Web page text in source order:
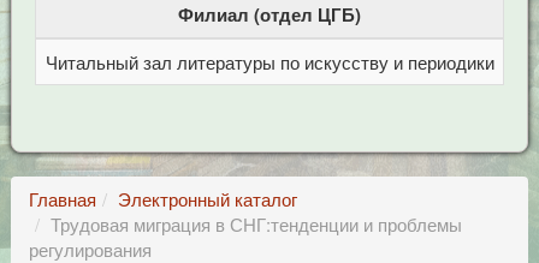
Филиал (отдел ЦГБ)
Читальный зал литературы по искусству и периодики
Главная
Электронный каталог
Трудовая миграция в СНГ:тенденции и проблемы
регулирования